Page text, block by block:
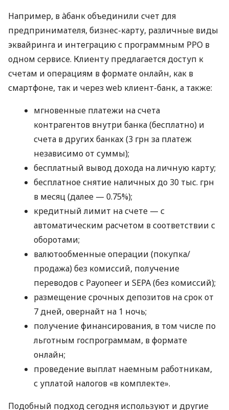
Например, в àбанк объединили счет для
предпринимателя, бизнес-карту, различные виды
эквайринга и интеграцию с программным РРО в
одном сервисе. Клиенту предлагается доступ к
счетам и операциям в формате онлайн, как в
смартфоне, так и через web клиент-банк, а также:
мгновенные платежи на счета
контрагентов внутри банка (бесплатно) и
счета в других банках (3 грн за платеж
независимо от суммы);
бесплатный вывод дохода на личную карту;
бесплатное снятие наличных до 30 тыс. грн
в месяц (далее — 0.75%);
кредитный лимит на счете — с
автоматическим расчетом в соответствии с
оборотами;
валютообменные операции (покупка/
продажа) без комиссий, получение
переводов с Payoneer и SEPA (без комиссий);
размещение срочных депозитов на срок от
7 дней, овернайт на 1 ночь;
получение финансирования, в том числе по
льготным госпрограммам, в формате
онлайн;
проведение выплат наемным работникам,
с уплатой налогов «в комплекте».
Подобный подход сегодня используют и другие